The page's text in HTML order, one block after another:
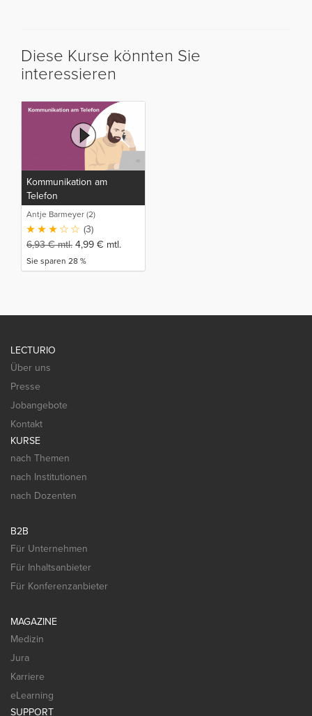
Diese Kurse könnten Sie
interessieren
Kommunikation am
Telefon
Antje Barmeyer (2)
(3)
6,93€mtl. 4,99 € mtl.
Sie sparen 28 %
LECTURIO
Über uns
Presse
Jobangebote
Kontakt
KURSE
nach Themen
nach Institutionen
nach Dozenten
B2B
Für Unternehmen
Für Inhaltsanbieter
Für Konferenzanbieter
MAGAZINE
Medizin
Jura
Karriere
eLearning
SUPPORT